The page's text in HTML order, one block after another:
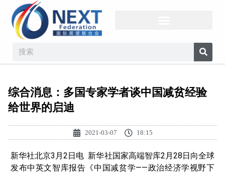
综合消息：多国专家学者谈中国减贫经验
给世界的启迪
2021-03-07 18:15
新华社北京3月2日电 新华社国家高端智库2月28日向全球
发布中英文智库报告《中国减贫学——政治经济学视野下